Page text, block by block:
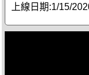
上線日期:1/15/